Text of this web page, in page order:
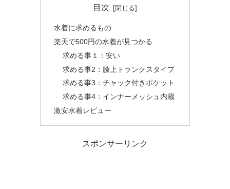
目次
水着に求めるもの
楽天で500円の水着が見つかる
求める事１：安い
求める事2：膝上トランクスタイプ
求める事3：チャック付きポケット
求める事4：インナーメッシュ内蔵
激安水着レビュー
スポンサーリンク